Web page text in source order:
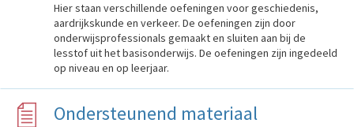
Hier staan verschillende oefeningen voor geschiedenis,
aardrijkskunde en verkeer. De oefeningen zijn door
onderwijsprofessionals gemaakt en sluiten aan bij de
lesstof uit het basisonderwijs. De oefeningen zijn ingedeeld
op niveau en op leerjaar.
Ondersteunend materiaal